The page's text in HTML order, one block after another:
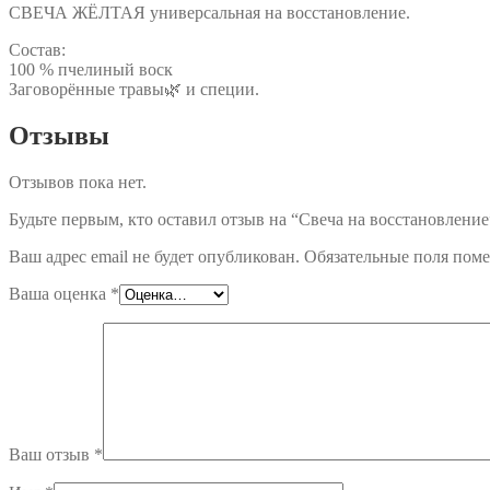
СВЕЧА ЖЁЛТАЯ универсальная на восстановление.
Состав:
100 % пчелиный воск
Заговорённые травы🌿 и специи.
Отзывы
Отзывов пока нет.
Будьте первым, кто оставил отзыв на “Свеча на
Ваш адрес email не будет опубликован. Обязательные поля
Ваша оценка *
Ваш отзыв *